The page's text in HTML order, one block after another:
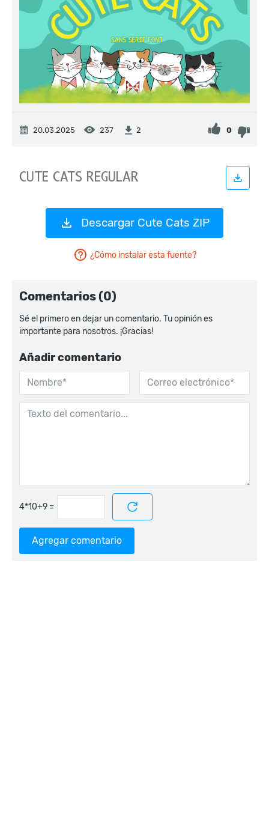
20.03.2025 237 2 0
Descargar Cute Cats ZIP
¿Cómo instalar esta fuente?
Comentarios (0)
Sé el primero en dejar un comentario. Tu opinión es
importante para nosotros. ¡Gracias!
Añadir comentario
=
Agregar comentario